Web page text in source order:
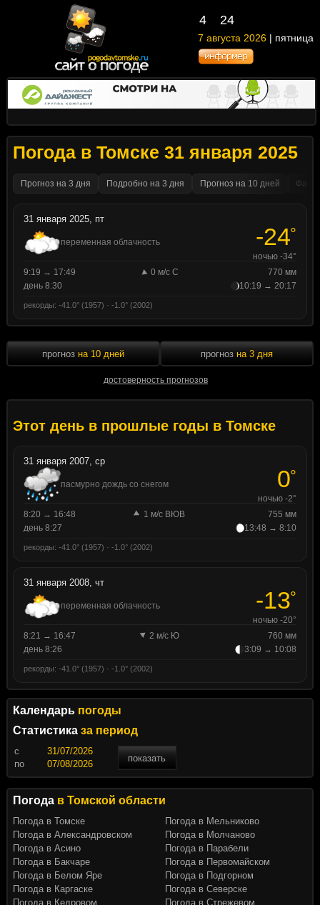
4 24
7 августа 2026 | пятница
Погода в Томске 31 января 2025
Прогноз на 3 дня Подробно на 3 дня Прогноз на 10 дней
31 января 2025, пт
переменная облачность -24°
ночью -34°
9:19 → 17:49
0 м/с С
770 мм
день 8:30
10:19 → 20:17
рекорды: -41.0° (1957) · -1.0° (2002)
прогноз на 10 дней
достоверность прогнозов
прогноз на 3 дня
Этот день в прошлые годы в Томске
31 января 2007, ср
пасмурно дождь со снегом 0°
ночью -2°
8:20 → 16:48
1 м/с ВЮВ
755 мм
день 8:27
13:48 → 8:10
рекорды: -41.0° (1957) · -1.0° (2002)
31 января 2008, чт
переменная облачность -13°
ночью -20°
8:21 → 16:47
2 м/с Ю
760 мм
день 8:26
3:09 → 10:08
рекорды: -41.0° (1957) · -1.0° (2002)
Календарь погоды
Статистика за период
c
показать
по
Погода в Томской области
Погода в Томске
Погода в Александровском
Погода в Асино
Погода в Бакчаре
Погода в Белом Яре
Погода в Каргаске
Погода в Кедровом
Погода в Мельниково
Погода в Молчаново
Погода в Парабели
Погода в Первомайском
Погода в Подгорном
Погода в Северске
Погода в Стрежевом